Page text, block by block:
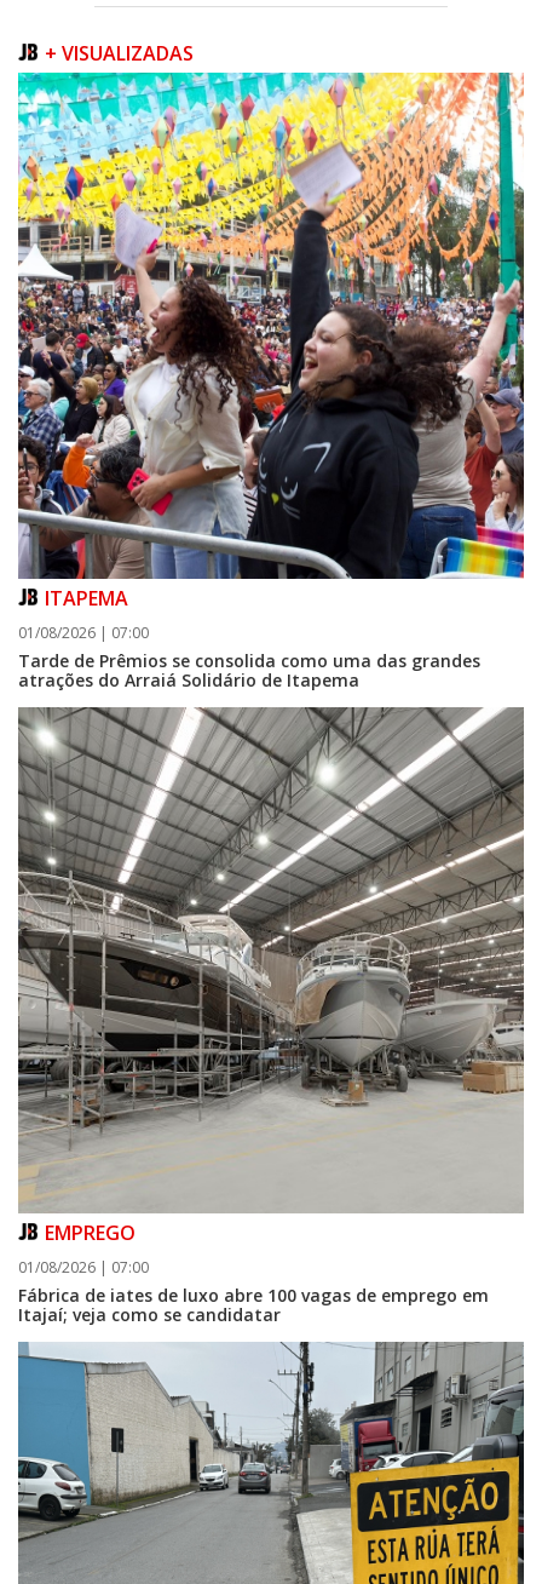
05/08/2026 | 07:00
Queda na geração europeia ocorre enquanto inteligência artificial, data
centers e carros elétricos elevam a demanda e colocam o
armazenamento no centro do debate energético
NAVEGANTES
05/08/2026 | 07:00
Curta-metragem navegantino estreia no Cineteatro Carecão com debate
sobre direitos da mulher
+ VISUALIZADAS
ITAPEMA
01/08/2026 | 07:00
Tarde de Prêmios se consolida como uma das grandes
atrações do Arraiá Solidário de Itapema
EMPREGO
01/08/2026 | 07:00
Fábrica de iates de luxo abre 100 vagas de emprego em
Itajaí; veja como se candidatar